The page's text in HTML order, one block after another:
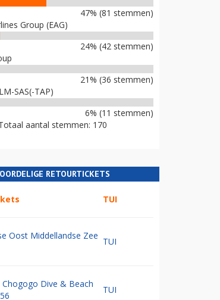
47% (81 stemmen)
Group (EAG)
24% (42 stemmen)
21% (36 stemmen)
SAS(-TAP)
6% (11 stemmen)
aantal stemmen: 170
RETOURTICKETS
TUI
Oost Middellandse Zee
TUI
Chogogo Dive & Beach
TUI